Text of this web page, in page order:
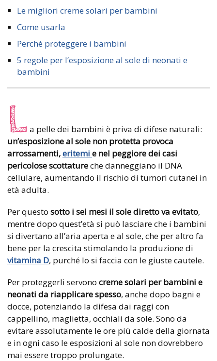
Le migliori creme solari per bambini
Come usarla
Perché proteggere i bambini
5 regole per l’esposizione al sole di neonati e
bambini
L a pelle dei bambini è priva di difese naturali:
un’esposizione al sole non protetta provoca
arrossamenti,eritemi e nel peggiore dei casi
pericolose scottatureche danneggiano il DNA
cellulare, aumentando il rischio di tumori cutanei in
età adulta.
Per questo sotto i sei mesi il sole diretto va evitato,
mentre dopo quest’età si può lasciare che i bambini
si divertano all’aria aperta e al sole, che per altro fa
bene per la crescita stimolando la produzione di
vitamina D, purché lo si faccia con le giuste cautele.
Per proteggerli servono creme solari per bambini e
neonati da riapplicare spesso, anche dopo bagni e
docce, potenziando la difesa dai raggi con
cappellino, maglietta, occhiali da sole. Sono da
evitare assolutamente le ore più calde della giornata
e in ogni caso le esposizioni al sole non dovrebbero
mai essere troppo prolungate.